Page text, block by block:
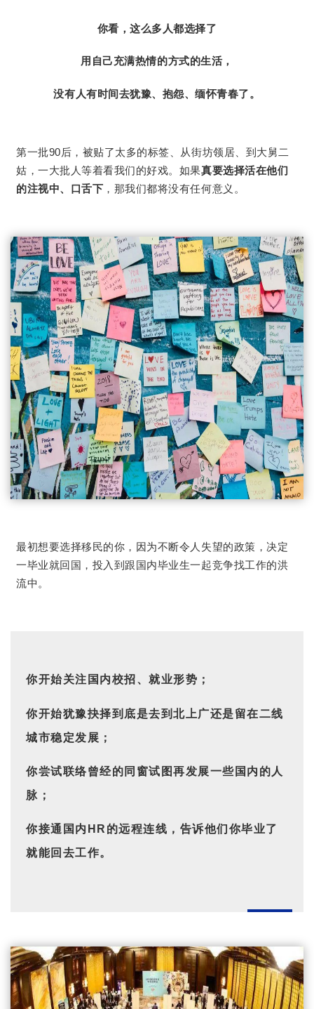
你看，这么多人都选择了
用自己充满热情的方式的生活，
没有人有时间去犹豫、抱怨、缅怀青春了。
第一批90后，被贴了太多的标签、从街坊领居、到大舅二
姑，一大批人等着看我们的好戏。如果真要选择活在他们
的注视中、口舌下 ，那我们都将没有任何意义。
最初想要选择移民的你，因为不断令人失望的政策，决定
一毕业就回国，投入到跟国内毕业生一起竞争找工作的洪
流中。
你开始关注国内校招、就业形势；
你开始犹豫抉择到底是去到北上广还是留在二线
城市稳定发展；
你尝试联络曾经的同窗试图再发展一些国内的人
脉；
你接通国内HR的远程连线，告诉他们你毕业了
就能回去工作。